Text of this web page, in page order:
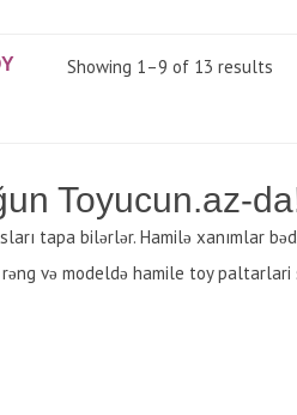
Showing 1–9 of 13 results
Toyucun.az-
tapa bilərlər. Hamilə xanımlar
və modeldə hamile toy paltarlari